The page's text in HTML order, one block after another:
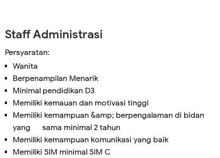
Staff Administrasi
Persyaratan:
Wanita
Berpenampilan Menarik
Minimal pendidikan D3
Memiliki kemauan dan motivasi tinggi
Memiliki kemampuan &amp; berpengalaman di bidan
yang sama minimal 2 tahun
Memiliki kemampuan komunikasi yang baik
Memiliki SIM minimal SIM C